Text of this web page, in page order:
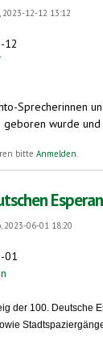
12-12 13:12
12
Sprecherinnen
wurde
Esperanto-
bitte Anmelden.
2023-06-01 18:20
01
der 100. Deutsche